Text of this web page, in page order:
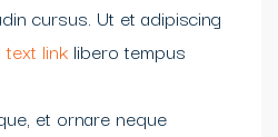
cursus. Ut et adipiscing
link libero tempus
et ornare neque